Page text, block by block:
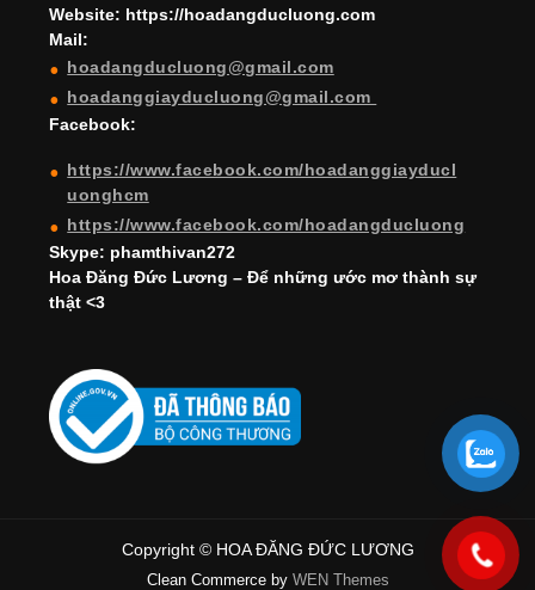
Website: https://hoadangducluong.com
Mail:
hoadangducluong@gmail.com
hoadanggiayducluong@gmail.com
Facebook:
https://www.facebook.com/hoadanggiayducl
uonghcm
https://www.facebook.com/hoadangducluong
Skype: phamthivan272
Hoa Đăng Đức Lương – Để những ước mơ thành sự
thật <3
Copyright © HOA ĐĂNG ĐỨC LƯƠNG
Clean Commerce by WEN Themes